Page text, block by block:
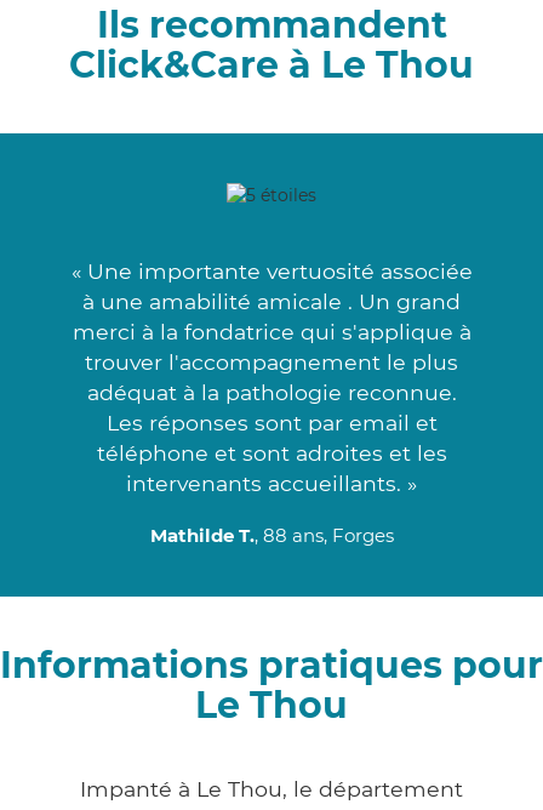
Ils recommandent
Click&Care à Le Thou
« Une importante vertuosité associée
à une amabilité amicale . Un grand
merci à la fondatrice qui s'applique à
trouver l'accompagnement le plus
adéquat à la pathologie reconnue.
Les réponses sont par email et
téléphone et sont adroites et les
intervenants accueillants. »
Mathilde T., 88 ans, Forges
Informations pratiques pour
Le Thou
Impanté à Le Thou, le département